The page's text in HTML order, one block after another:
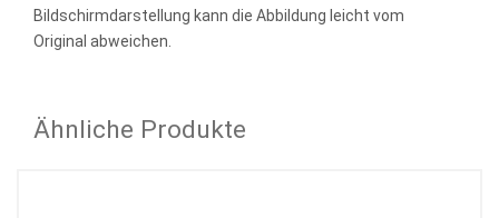
Bildschirmdarstellung kann die Abbildung leicht vom
Original abweichen.
Ähnliche Produkte